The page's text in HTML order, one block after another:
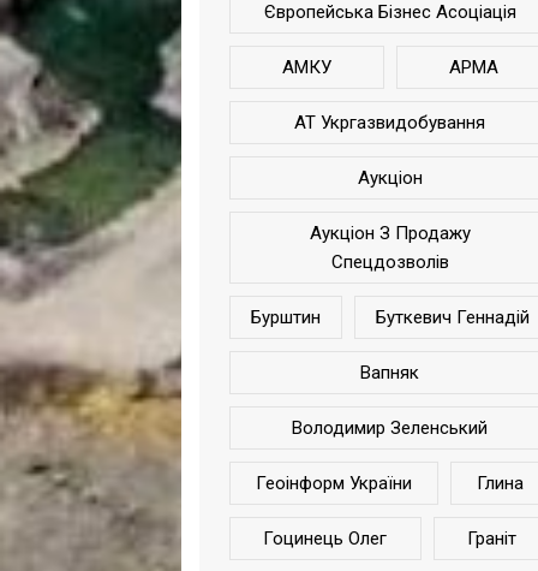
Європейська Бізнес Асоціація
АМКУ АРМА
АТ Укргазвидобування
Аукціон
Аукціон З Продажу
Спецдозволів
Бурштин Буткевич Геннадій
Вапняк
Володимир Зеленський
Геоінформ України Глина
Гоцинець Олег Граніт